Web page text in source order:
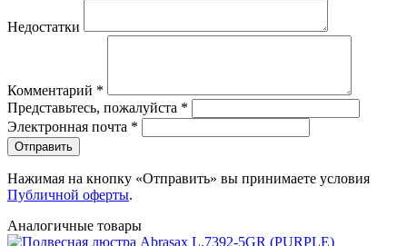
Недостатки
Комментарий *
Представьтесь, пожалуйста *
Электронная почта *
Отправить
Нажимая на кнопку «Отправить» вы принимаете условия
Публичной оферты.
Аналогичные товары